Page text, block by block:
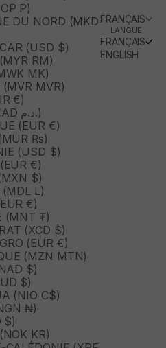
P)
DU NORD (MKD
(USD $)
RM)
MK)
MVR)
€)
MAROC (MAD د.م.)
(EUR €)
₨)
(USD $)
€)
$)
(MDL L)
€)
(MNT ₮)
(XCD $)
(EUR €)
(MZN MTN)
$)
$)
(NIO C$)
₦)
$)
KR)
FRANÇAIS
LANGUE
FRANÇAIS
ENGLISH